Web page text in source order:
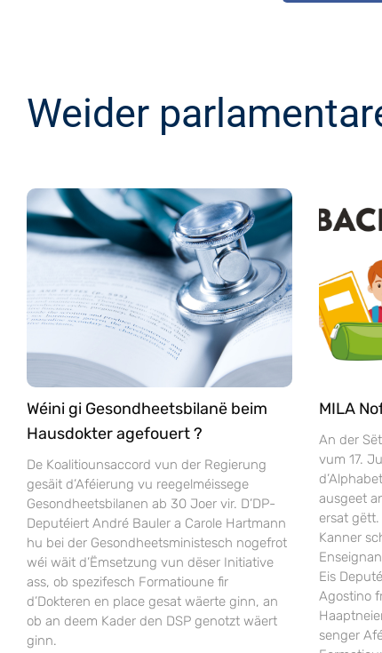
Weider
Wéini gi Gesondheetsbilanë beim
Hausdokter agefouert ?
De Koalitiounsaccord vun der Regierung
gesäit d’Aféierung vu reegelméissege
Gesondheetsbilanen ab 30 Joer vir. D’DP-
Deputéiert André Bauler a Carole Hartmann
hu bei der Gesondheetsministesch nogefrot
wéi wäit d’Ëmsetzung vun dëser Initiative
ass, ob spezifesch Formatioune fir
d’Dokteren en place gesat wäerte ginn, an
ob an deem Kader den DSP genotzt wäert
ginn.
MILA
An der
vum 17.
ausgeet
ersat
Kanner
Eis
Agostino
senger